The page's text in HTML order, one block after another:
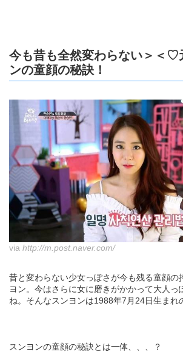
今も昔も全然変わらない＞＜♡
ンの童顔の秘訣！
via http://m.post.naver.com/
昔と変わらない少女っぽさが今も残る童顔の
ヨン。今はさらに女に磨きがかかって大人っ
ね。そんなスンヨンは1988年7月24日生まれ
スンヨンの童顔の秘訣とは一体、、、？